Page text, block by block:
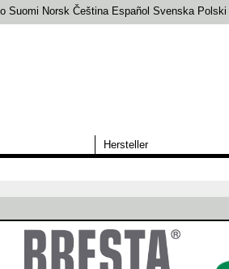
Suomi Norsk Čeština Español Svenska Polski
Hersteller